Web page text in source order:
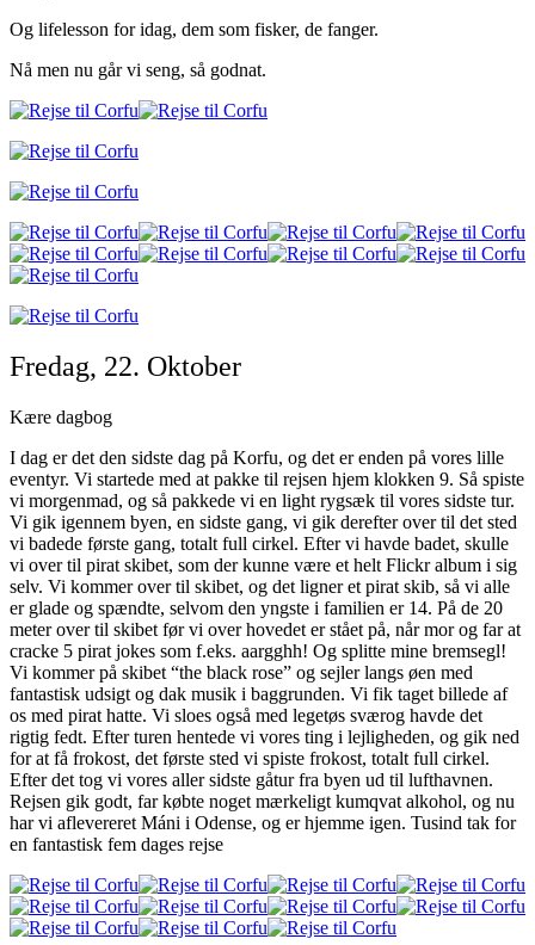
Og lifelesson for idag, dem som fisker, de fanger.
Nå men nu går vi seng, så godnat.
Fredag, 22. Oktober
Kære dagbog
I dag er det den sidste dag på Korfu, og det er enden på vores lille
eventyr. Vi startede med at pakke til rejsen hjem klokken 9. Så spiste
vi morgenmad, og så pakkede vi en light rygsæk til vores sidste tur.
Vi gik igennem byen, en sidste gang, vi gik derefter over til det sted
vi badede første gang, totalt full cirkel. Efter vi havde badet, skulle
vi over til pirat skibet, som der kunne være et helt Flickr album i sig
selv. Vi kommer over til skibet, og det ligner et pirat skib, så vi alle
er glade og spændte, selvom den yngste i familien er 14. På de 20
meter over til skibet før vi over hovedet er stået på, når mor og far at
cracke 5 pirat jokes som f.eks. aargghh! Og splitte mine bremsegl!
Vi kommer på skibet “the black rose” og sejler langs øen med
fantastisk udsigt og dak musik i baggrunden. Vi fik taget billede af
os med pirat hatte. Vi sloes også med legetøs sværog havde det
rigtig fedt. Efter turen hentede vi vores ting i lejligheden, og gik ned
for at få frokost, det første sted vi spiste frokost, totalt full cirkel.
Efter det tog vi vores aller sidste gåtur fra byen ud til lufthavnen.
Rejsen gik godt, far købte noget mærkeligt kumqvat alkohol, og nu
har vi aflevereret Máni i Odense, og er hjemme igen. Tusind tak for
en fantastisk fem dages rejse